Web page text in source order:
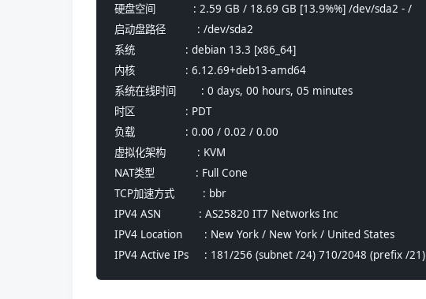
硬盘空间            : 2.59 GB / 18.69 GB [13.9%%] /dev/sda2 - /
启动盘路径          : /dev/sda2
系统                : debian 13.3 [x86_64]
内核                : 6.12.69+deb13-amd64
系统在线时间        : 0 days, 00 hours, 05 minutes
时区                : PDT
负载                : 0.00 / 0.02 / 0.00
虚拟化架构          : KVM
NAT类型             : Full Cone
TCP加速方式         : bbr
IPV4 ASN            : AS25820 IT7 Networks Inc
IPV4 Location       : New York / New York / United States
IPV4 Active IPs     : 181/256 (subnet /24) 710/2048 (prefix /21)